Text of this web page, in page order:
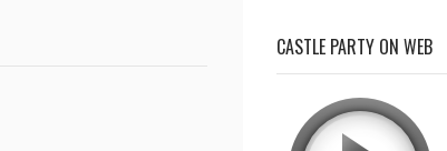
CASTLE PARTY ON WEB